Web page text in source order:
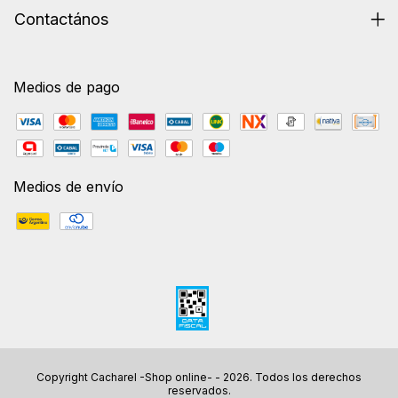
Contactános
Medios de pago
Medios de envío
Copyright Cacharel -Shop online- - 2026. Todos los derechos
reservados.